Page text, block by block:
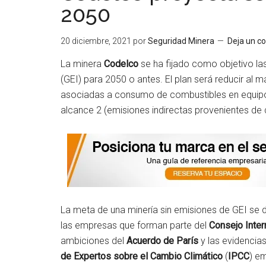
2050
20 diciembre, 2021 porSeguridad Minera Deja un
La minera Codelco se ha fijado como objetivo
(GEI) para 2050 o antes. El plan será reducir al
asociadas a consumo de combustibles en
alcance 2 (emisiones indirectas provenientes
La meta de una minería sin emisiones de GEI
las empresas que forman parte del Consejo
ambiciones del Acuerdo de París y las
de Expertos sobre el Cambio Climático (IPCC)